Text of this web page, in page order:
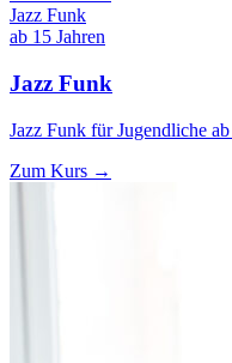
Jazz Funk
ab 15 Jahren
Jazz Funk
Jazz Funk für Jugendliche
Zum Kurs →